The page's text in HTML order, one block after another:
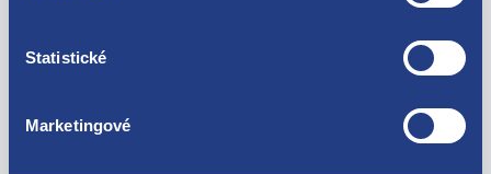
Statistické
Marketingové